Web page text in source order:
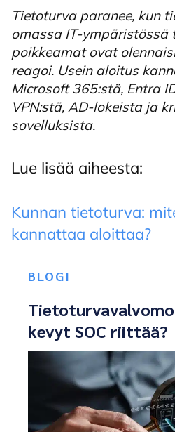
Tietoturva paranee, kun
omassa IT-ympäristössä
poikkeamat ovat
reagoi. Usein aloitus
Microsoft 365:stä, Entra
VPN:stä, AD-lokeista ja
sovelluksista.
Lue lisää aiheesta:
Kunnan tietoturva:
kannattaa aloittaa?
BLOGI
kevyt SOC riittää?